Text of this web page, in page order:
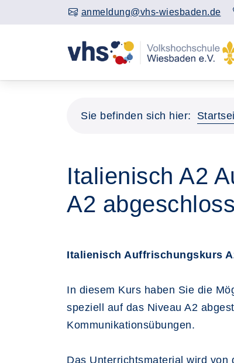
anmeldung@vhs-wiesbaden.de
Sie befinden sich hier:
Italienisch A2
A2
Italienisch Auffrischungskurs
In diesem Kurs haben Sie die
speziell auf das Niveau A2
Kommunikationsübungen.
Das Unterrichtsmaterial wird